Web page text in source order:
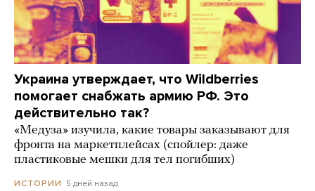
Украина утверждает, что Wildberries
помогает снабжать армию РФ. Это
действительно так?
«Медуза» изучила, какие товары заказывают для
фронта на маркетплейсах (спойлер: даже
пластиковые мешки для тел погибших)
ИСТОРИИ 5 дней назад